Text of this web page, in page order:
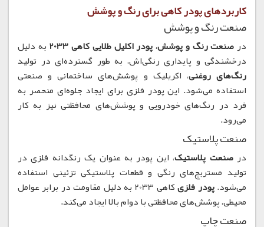
کاربردهای پودر کاهی برای رنگ و پوشش
صنعت رنگ و پوشش
درصنعت رنگ و پوشش،پودر اکلیل طلایی کاهی 2033
به دلیل
درخشندگی و پایداری رنگی‌اش، به طور گسترده‌ای در تولید
رنگ‌های روغنی، اکریلیک و پوشش‌های ساختمانی و صنعتی
استفاده می‌شود. این پودر فلزی برای ایجاد جلوه‌ای منحصر به
فرد در رنگ‌های خودرویی و پوشش‌های محافظتی نیز به کار
می‌رود.
صنعت پلاستیک
درصنعت پلاستیک، این پودر به عنوان یک رنگدانه فلزی در
تولید مستربچ‌های رنگی و قطعات پلاستیکی تزئینی استفاده
می‌شود.پودر فلزی
کاهی 2033 به دلیل مقاومت در برابر عوامل
محیطی، پوشش‌های محافظتی با دوام بالا ایجاد می‌کند.
صنعت چاپ